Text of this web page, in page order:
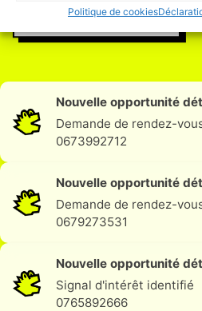
Politique de cookies
gratuitement
Nouvelle opportunité
Demande de rendez-
0673992712
Nouvelle opportunité
Demande de rendez-
0679273531
Nouvelle opportunité
Signal d'intérêt identifié
0765892666